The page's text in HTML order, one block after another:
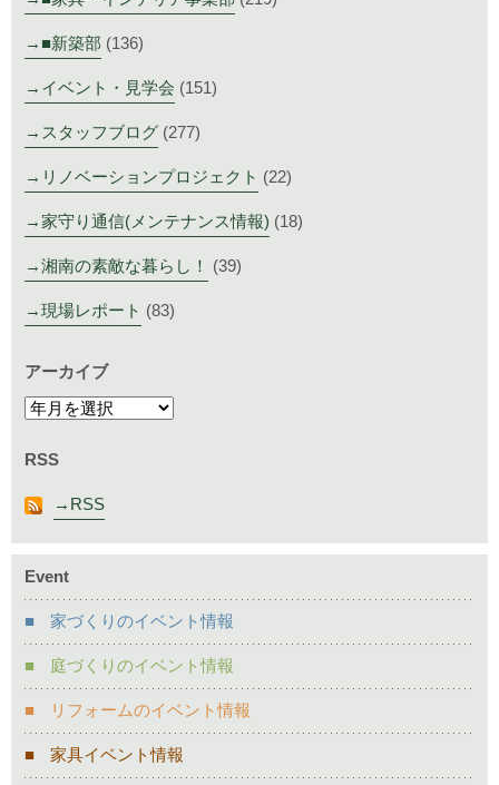
■新築部 (136)
イベント・見学会 (151)
スタッフブログ (277)
リノベーションプロジェクト (22)
家守り通信(メンテナンス情報) (18)
湘南の素敵な暮らし！ (39)
現場レポート (83)
アーカイブ
RSS
RSS
Event
家づくりのイベント情報
庭づくりのイベント情報
リフォームのイベント情報
家具イベント情報